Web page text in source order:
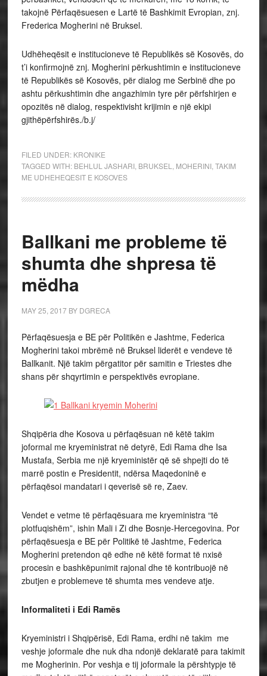
takojnë Përfaqësuesen e Lartë të Bashkimit Evropian, znj.
Frederica Mogherini në Bruksel.
Udhëheqësit e institucioneve të Republikës së Kosovës, do
t’i konfirmojnë znj. Mogherini përkushtimin e institucioneve
të Republikës së Kosovës, për dialog me Serbinë dhe po
ashtu përkushtimin dhe angazhimin tyre për përfshirjen e
opozitës në dialog, respektivisht krijimin e një ekipi
gjithëpërfshirës./b.j/
FILED UNDER: KRONIKE
TAGGED WITH: BEHLUL JASHARI, BRUKSEL MOHERINI, TAKIM
ME UDHEHEQESIT E KOSOVES
Ballkani me probleme të
shumta dhe shpresa të
mëdha
MAY 25, 2017BY DGRECA
Përfaqësuesja e BE për Politikën e Jashtme, Federica
Mogherini takoi mbrëmë në Bruksel liderët e vendeve të
Ballkanit. Një takim përgatitor për samitin e Triestes dhe
shans për shqyrtimin e perspektivës evropiane.
Shqipëria dhe Kosova u përfaqësuan në këtë takim
joformal me kryeministrat në detyrë, Edi Rama dhe Isa
Mustafa, Serbia me një kryeministër që së shpejti do të
marrë postin e Presidentit, ndërsa Maqedoninë e
përfaqësoi mandatari i qeverisë së re, Zaev.
Vendet e vetme të përfaqësuara me kryeministra “të
plotfuqishëm”, ishin Mali i Zi dhe Bosnje-Hercegovina. Por
përfaqësuesja e BE për Politikë të Jashtme, Federica
Mogherini pretendon që edhe në këtë format të nxisë
procesin e bashkëpunimit rajonal dhe të kontribuojë në
zbutjen e problemeve të shumta mes vendeve atje.
Informaliteti i Edi Ramës
Kryeministri i Shqipërisë, Edi Rama, erdhi në takim me
veshje joformale dhe nuk dha ndonjë deklaratë para takimit
me Mogherinin. Por veshja e tij joformale la përshtypje të